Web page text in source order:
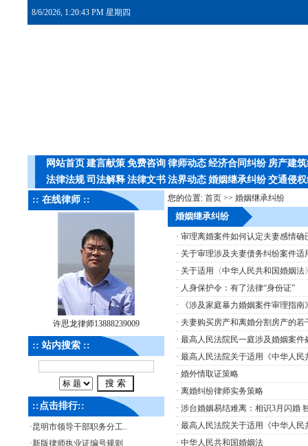
8/6/2026, 1:20:43 PM 星期四
网站首页 建言献策 免费咨询 律师动态 经济合同纠纷 房产建
法律法规 司法解释 法律文书 法界动态 婚姻继承纠纷 交通侵
:: 在线律师 ::
许思龙律师13888239009
:: 站内搜索 ::
::点击排行::
·昆明市领导干部职务分工..
·新版律师执业证编号规则
您的位置: 首页>> 婚姻继承纠纷
婚姻继承纠纷
· 审理离婚案件如何认定夫妻感情确
· 关于审理涉及夫妻债务纠纷案件
· 关于适用〈中华人民共和国婚姻
· 人身保护令：有了法律“身份证”
·
《涉及家庭暴力婚姻案件审理指南
· 夫妻购买房产和离婚分割房产的若
· 最高人民法院民一庭涉及婚姻案件
· 最高人民法院关于适用《中华人
· 婚外情取证策略
· 离婚纠纷律师实务策略
· 涉台婚姻易结难离：相识3月闪婚
· 最高人民法院关于适用《中华人
· 中华人民共和国婚姻法